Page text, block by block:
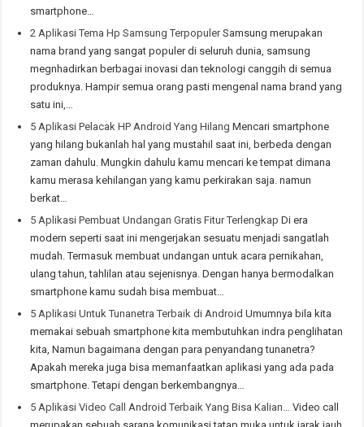
smartphone…
2 Aplikasi Tema Hp Samsung TerpopulerSamsung merupakan
nama brand yang sangat populer di seluruh dunia, samsung
megnhadirkan berbagai inovasi dan teknologi canggih di semua
produknya. Hampir semua orang pasti mengenal nama brand yang
satu ini,…
5 Aplikasi Pelacak HP Android Yang Hilang Mencari smartphone
yang hilang bukanlah hal yang mustahil saat ini, berbeda dengan
zaman dahulu. Mungkin dahulu kamu mencari ke tempat dimana
kamu merasa kehilangan yang kamu perkirakan saja. namun
berkat…
5 Aplikasi Pembuat Undangan Gratis Fitur Terlengkap Di era
modern seperti saat ini mengerjakan sesuatu menjadi sangatlah
mudah. Termasuk membuat undangan untuk acara pernikahan,
ulang tahun, tahlilan atau sejenisnya. Dengan hanya bermodalkan
smartphone kamu sudah bisa membuat…
5 Aplikasi Untuk Tunanetra Terbaik di Android Umumnya bila kita
memakai sebuah smartphone kita membutuhkan indra penglihatan
kita, Namun bagaimana dengan para penyandang tunanetra?
Apakah mereka juga bisa memanfaatkan aplikasi yang ada pada
smartphone. Tetapi dengan berkembangnya…
5 Aplikasi Video Call Android Terbaik Yang Bisa Kalian…
Video call